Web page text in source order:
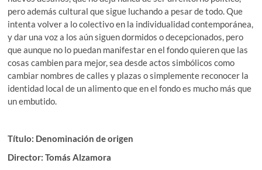
pero además cultural que sigue luchando a pesar de todo. Que
intenta volver a lo colectivo en la individualidad contemporánea,
y dar una voz a los aún siguen dormidos o decepcionados, pero
que aunque no lo puedan manifestar en el fondo quieren que las
cosas cambien para mejor, sea desde actos simbólicos como
cambiar nombres de calles y plazas o simplemente reconocer la
identidad local de un alimento que en el fondo es mucho más que
un embutido.
Título: Denominación de origen
Director: Tomás Alzamora